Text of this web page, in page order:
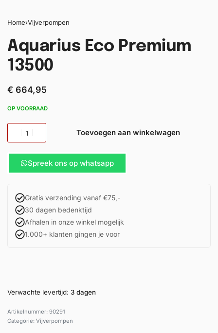
Home›Vijverpompen
Aquarius Eco Premium
13500
€ 664,95
OP VOORRAAD
Toevoegen aan winkelwagen
Spreek ons op whatsapp
Gratis verzending vanaf €75,-
30 dagen bedenktijd
Afhalen in onze winkel mogelijk
1.000+ klanten gingen je voor
Verwachte levertijd: 3 dagen
90291
Categorie: Vijverpompen